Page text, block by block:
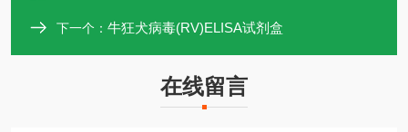
下一个： 牛狂犬病毒(RV)ELISA试剂盒
在线留言